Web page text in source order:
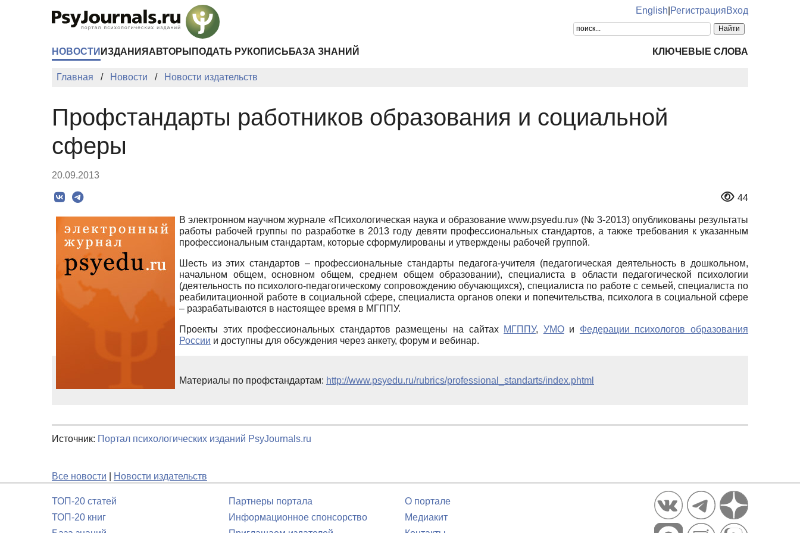
English РегистрацияВход
НОВОСТИ ИЗДАНИЯ АВТОРЫ ПОДАТЬ РУКОПИСЬ БАЗА ЗНАНИЙ КЛЮЧЕВЫЕ СЛОВА
Главная Новости Новости издательств
Профстандарты работников образования и социальной
сферы
20.09.2013
44
В электронном научном журнале «Психологическая наука и образование www.psyedu.ru» (№ 3-2013) опубликованы результаты
работы рабочей группы по разработке в 2013 году девяти профессиональных стандартов, а также требования к указанным
профессиональным стандартам, которые сформулированы и утверждены рабочей группой.
Шесть из этих стандартов – профессиональные стандарты педагога-учителя (педагогическая деятельность в дошкольном,
начальном общем, основном общем, среднем общем образовании), специалиста в области педагогической психологии
(деятельность по психолого-педагогическому сопровождению обучающихся), специалиста по работе с семьей, специалиста по
реабилитационной работе в социальной сфере, специалиста органов опеки и попечительства, психолога в социальной сфере
– разрабатываются в настоящее время в МГППУ.
Проекты этих профессиональных стандартов размещены на сайтах МГППУ, УМОи Федерации психологов образования
России и доступны для обсуждения через анкету, форум и вебинар.
Материалы по профстандартам: http://www.psyedu.ru/rubrics/professional_standarts/index.phtml
Источник: Портал психологических изданий PsyJournals.ru
Все новости Новости издательств
ТОП-20 статей
ТОП-20 книг
Партнеры портала
Информационное спонсорство
О портале
Медиакит